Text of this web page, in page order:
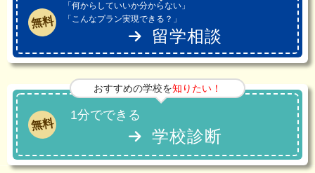
無料
「何からしていいか分からない」
「こんなプラン実現できる？」
留学相談
おすすめの学校を知りたい！
無料
1分でできる
学校診断